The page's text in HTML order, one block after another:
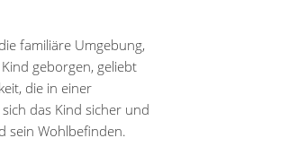
familiäre Umgebung,
geborgen, geliebt
die in einer
das Kind sicher und
sein Wohlbefinden.